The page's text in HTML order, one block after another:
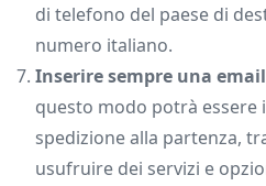
di telefono del paese di
numero italiano.
Inserire sempre una
questo modo potrà essere
spedizione alla partenza,
usufruire dei servizi e